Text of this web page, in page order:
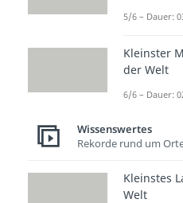
5/6 – Dauer:
Kleinster
der Welt
6/6 – Dauer:
Wissenswertes
Rekorde rund um
Kleinstes
Welt